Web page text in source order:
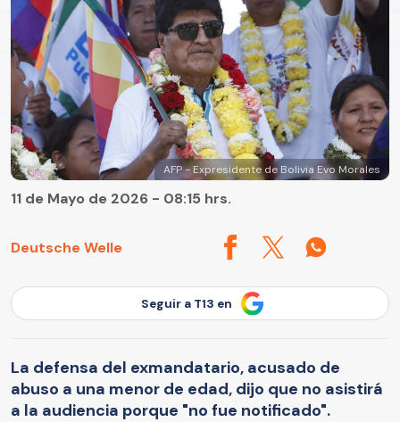
AFP - Expresidente de Bolivia Evo Morales
Deutsche Welle
11 de Mayo de 2026 - 08:15 hrs.
Seguir a T13 en
La defensa del exmandatario, acusado de
abuso a una menor de edad, dijo que no asistirá
a la audiencia porque "no fue notificado".